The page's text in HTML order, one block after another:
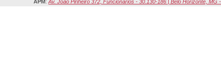
APM: Av. João Pinheiro 372, Funcionários - 30.130-186 | Belo Horizonte, MG